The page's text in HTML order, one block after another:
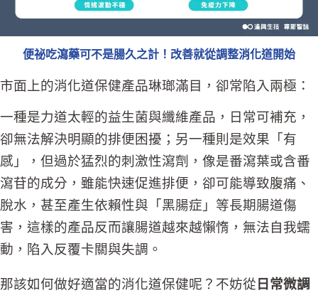
便祕吃瀉藥可不是腸久之計！改善就從調整消化道開始
市面上的消化道保健產品琳瑯滿目，卻常陷入兩極：
一種是力道太輕的益生菌與纖維產品，日常可補充，
卻無法解決明顯的排便困擾；另一種則是效果「有
感」，但過於猛烈的刺激性瀉劑，像是番瀉葉或含番
瀉苷的成分，雖能快速促進排便，卻可能導致腹痛、
脫水，甚至產生依賴性與「黑腸症」等長期腸道傷
害，這樣的產品反而讓腸道越來越懶惰，無法自我蠕
動，陷入反覆卡關與失調。
那該如何做好適當的消化道保健呢？不妨從 日常微調